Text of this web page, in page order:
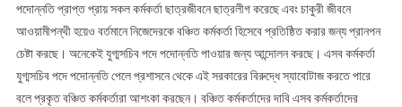
পদোন্নতি প্রাপ্ত প্রায় সকল কর্মকর্তা ছাত্রজীবনে ছাত্রলীগ করেছে এবং চাকুরী জীবনে
আওয়ামীপন্থী হয়েও বর্তমানে নিজেদেরকে বঞ্চিত কর্মকর্তা হিসেবে প্রতিষ্ঠিত করার জন্য প্রানপন
চেষ্টা করছে। অনেকেই যুগ্মসচিব পদে পদোন্নতি পাওয়ার জন্য আন্দোলন করছে। এসব কর্মকর্তা
যুগ্মসচিব পদে পদোন্নতি পেলে প্রশাসনে থেকে এই সরকারের বিরুদ্ধে স্যাবোটাজ করতে পারে
বলে প্রকৃত বঞ্চিত কর্মকর্তারা আশংকা করছেন। বঞ্চিত কর্মকর্তাদের দাবি এসব কর্মকর্তাদের